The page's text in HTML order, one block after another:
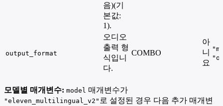
음)(기
본값:
1).
output_format
오디오
출력 형
식입니
다.
COMBO
아
니
요
모델별 매개변수: model 매개변수가
"eleven_multilingual_v2" 로 설정된 경우 다음 추가 매개변